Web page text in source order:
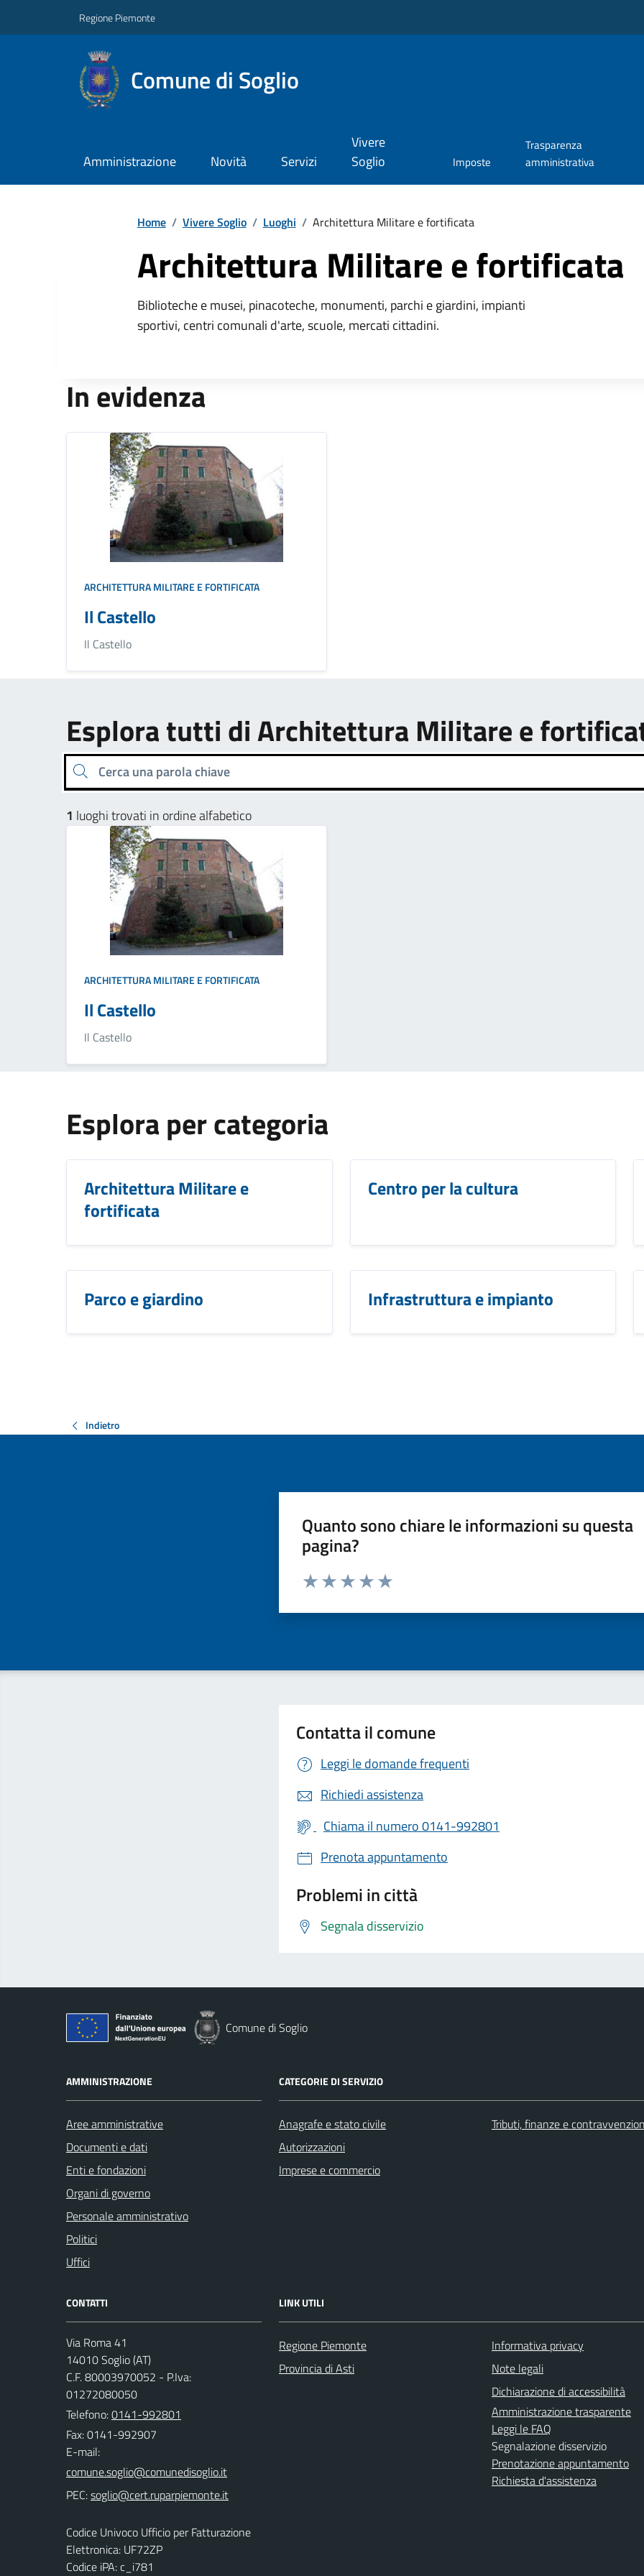
Regione Piemonte
Comune di Soglio
Amministrazione Novità Servizi
Vivere
Soglio
Imposte
Trasparenza
amministrativa
Home / Vivere Soglio / Luoghi / Architettura Militare e fortificata
Architettura Militare e fortificata
Biblioteche e musei, pinacoteche, monumenti, parchi e giardini, impianti
sportivi, centri comunali d'arte, scuole, mercati cittadini.
In evidenza
ARCHITETTURA MILITARE E FORTIFICATA
Il Castello
Il Castello
Esplora tutti di Architettura Militare e
Cerca una parola chiave
1 luoghi trovati in ordine alfabetico
ARCHITETTURA MILITARE E FORTIFICATA
Il Castello
Il Castello
Esplora per categoria
Architettura Militare e
fortificata
Centro per la cultura
Parco e giardino Infrastruttura e impianto
Indietro
Quanto sono chiare le informazioni su questa
pagina?
Valuta da 1 a 5 stelle la pagina
Contatta il comune
Leggi le domande frequenti
Richiedi assistenza
Chiama il numero 0141-992801
Prenota appuntamento
Problemi in città
Segnala disservizio
Comune di Soglio
AMMINISTRAZIONE
Aree amministrative
Documenti e dati
Enti e fondazioni
Organi di governo
Personale amministrativo
Politici
Uffici
CATEGORIE DI SERVIZIO
Anagrafe e stato civile
Autorizzazioni
Imprese e commercio
Tributi, finanze e
CONTATTI
Via Roma 41
14010 Soglio (AT)
C.F. 80003970052 - P.Iva:
01272080050
Telefono:0141-992801
Fax: 0141-992907
E-mail:
PEC:
Codice Univoco Ufficio per Fatturazione
Elettronica: UF72ZP
Codice iPA: c_i781
LINK UTILI
Regione Piemonte
Provincia di Asti
Informativa privacy
Note legali
Dichiarazione di accessibilità
Amministrazione trasparente
Leggi le FAQ
Segnalazione disservizio
Prenotazione appuntamento
Richiesta d'assistenza